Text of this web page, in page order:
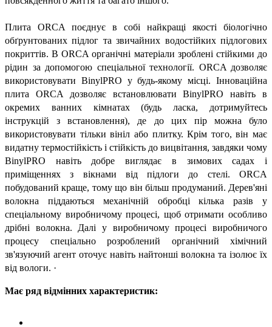
Плита ORCA поєднує в собі найкращі якості біологічно
обґрунтованих підлог та звичайних водостійких підлогових
покриттів. В ORCA органічні матеріали зроблені стійкими до
рідин за допомогою спеціальної технології. ORCA дозволяє
використовувати BinylPRO у будь-якому місці. Інноваційна
плита ORCA дозволяє встановлювати BinylPRO навіть в
окремих ванних кімнатах (будь ласка, дотримуйтесь
інструкцій з встановлення), де до цих пір можна було
використовувати тільки вініл або плитку. Крім того, він має
видатну термостійкість і стійкість до вицвітання, завдяки чому
BinylPRO навіть добре виглядає в зимових садах і
приміщеннях з вікнами від підлоги до стелі. ORCA
побудований краще, тому що він більш продуманий. Дерев'яні
волокна піддаються механічній обробці кілька разів у
спеціальному виробничому процесі, щоб отримати особливо
дрібні волокна. Далі у виробничому процесі виробничого
процесу спеціально розроблений органічний хімічний
зв'язуючий агент оточує навіть найтонші волокна та ізолює їх
від вологи. ·
Має ряд відмінних характеристик: